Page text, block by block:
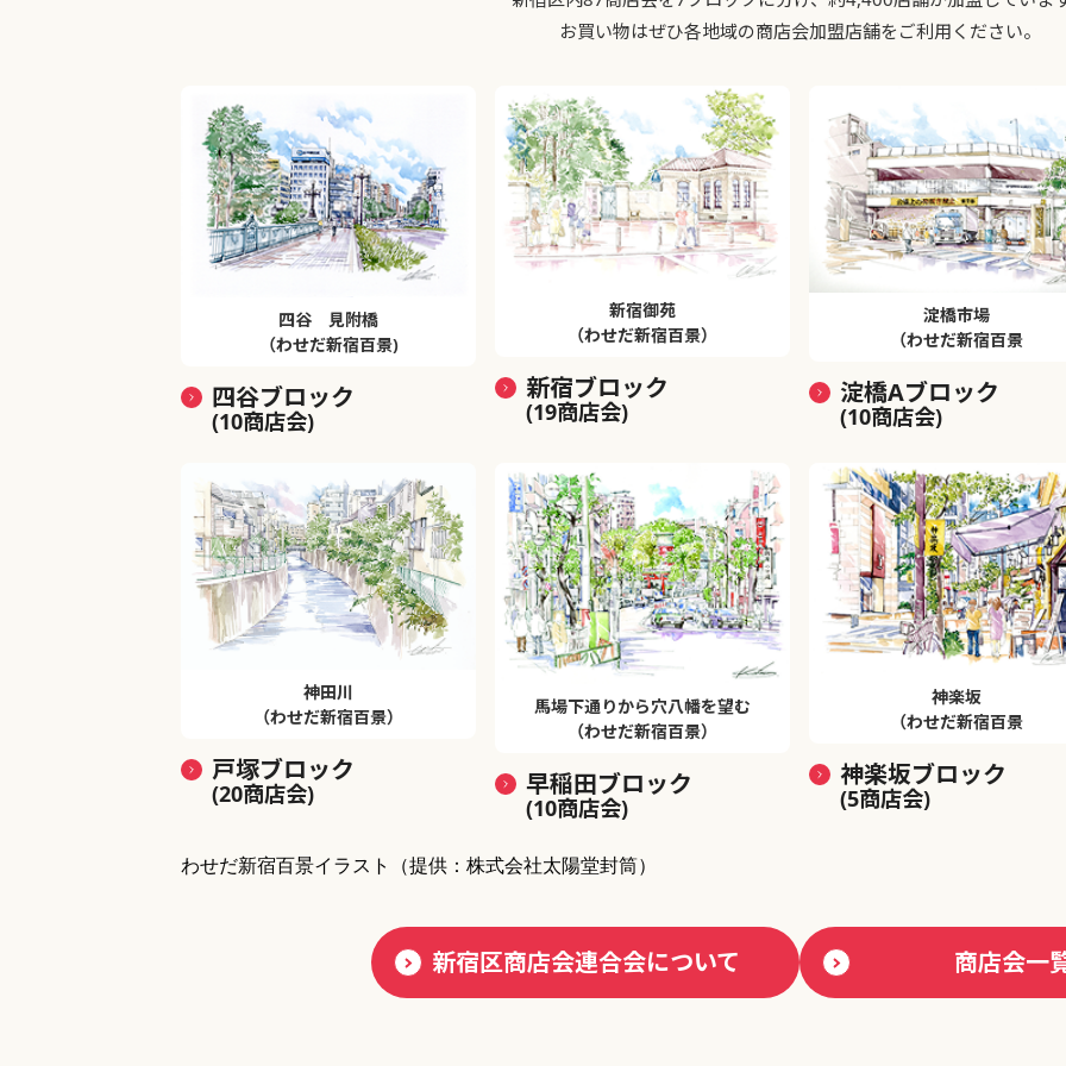
お買い物はぜひ各地域の商店会加盟店舗をご利用ください。
四谷 見附橋
（わせだ新宿百景)
四谷ブロック
(10商店会)
新宿御苑
（わせだ新宿百景）
新宿ブロック
(19商店会)
淀橋市場
（わせだ新宿百景
淀橋Aブロック
(10商店会)
神田川
（わせだ新宿百景）
戸塚ブロック
(20商店会)
馬場下通りから穴八幡を望む
（わせだ新宿百景）
早稲田ブロック
(10商店会)
神楽坂
（わせだ新宿百景
神楽坂ブロック
(5商店会)
わせだ新宿百景イラスト （提供：株式会社太陽堂封筒）
新宿区商店会連合会について 商店会一